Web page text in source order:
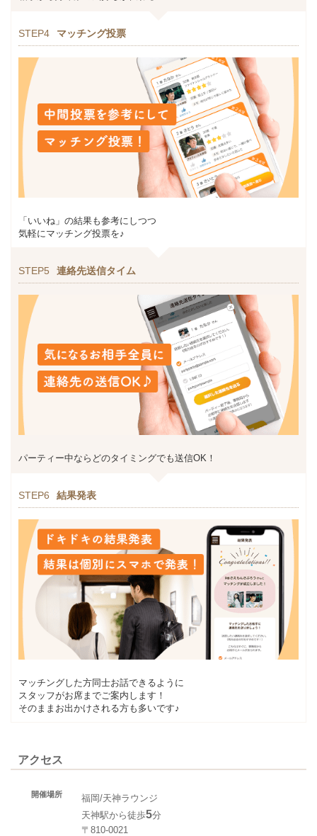
STEP4 マッチング投票
「いいね」の結果も参考にしつつ
気軽にマッチング投票を♪
STEP5 連絡先送信タイム
パーティー中ならどのタイミングでも送信OK！
STEP6 結果発表
マッチングした方同士お話できるように
スタッフがお席までご案内します！
そのままお出かけされる方も多いです♪
アクセス
開催場所
福岡/天神ラウンジ
天神駅から徒歩5分
〒810-0021